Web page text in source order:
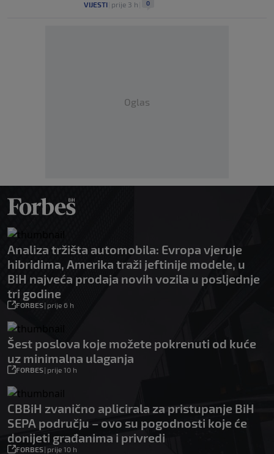
VIJESTI prije 3 h 0
Oglas
Analiza tržišta automobila: Evropa vjeruje
hibridima, Amerika traži jeftinije modele, u
BiH najveća prodaja novih vozila u posljednje
tri godine
FORBES| prije 6 h
Šest poslova koje možete pokrenuti od kuće
uz minimalna ulaganja
FORBES| prije 10 h
CBBiH zvanično aplicirala za pristupanje BiH
SEPA području – ovo su pogodnosti koje će
donijeti građanima i privredi
FORBES| prije 10 h